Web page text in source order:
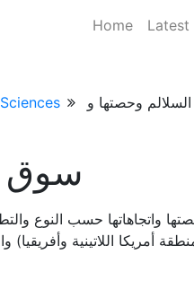
Home Latest
سوق
واتجاهاتها حسب النوع
اللاتينية وأفريقيا) والتوقعات